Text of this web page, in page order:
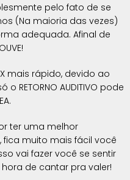
pelo fato de se
(Na maioria das vezes)
adequada. Afinal de
X mais rápido, devido ao
RETORNO AUDITIVO pode
ter uma melhor
muito mais fácil você
vai fazer você se sentir
hora de cantar pra valer!